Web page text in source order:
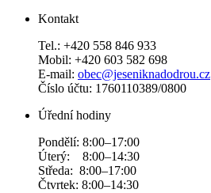
Kontakt
Tel.: +420 558 846 933
Mobil: +420 603 582 698
E-mail: obec@jeseniknadodrou.cz
Číslo účtu: 1760110389/0800
Úřední hodiny
Pondělí: 8:00–17:00
Úterý: 8:00–14:30
Středa: 8:00–17:00
Čtvrtek: 8:00–14:30